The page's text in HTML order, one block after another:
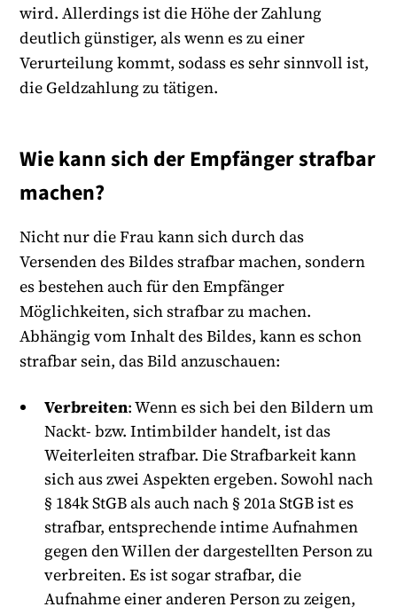
wird. Allerdings ist die Höhe der Zahlung
deutlich günstiger, als wenn es zu einer
Verurteilung kommt, sodass es sehr sinnvoll ist,
die Geldzahlung zu tätigen.
Wie kann sich der Empfänger strafbar
machen?
Nicht nur die Frau kann sich durch das
Versenden des Bildes strafbar machen, sondern
es bestehen auch für den Empfänger
Möglichkeiten, sich strafbar zu machen.
Abhängig vom Inhalt des Bildes, kann es schon
strafbar sein, das Bild anzuschauen:
Verbreiten: Wenn es sich bei den Bildern um
Nackt- bzw. Intimbilder handelt, ist das
Weiterleiten strafbar. Die Strafbarkeit kann
sich aus zwei Aspekten ergeben. Sowohl nach
§ 184k StGB als auch nach § 201a StGB ist es
strafbar, entsprechende intime Aufnahmen
gegen den Willen der dargestellten Person zu
verbreiten. Es ist sogar strafbar, die
Aufnahme einer anderen Person zu zeigen,